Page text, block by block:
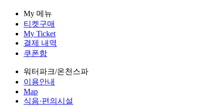
My 메뉴
티켓구매
My Ticket
결제 내역
쿠폰함
워터파크/온천스파
이용안내
Map
식음·편의시설